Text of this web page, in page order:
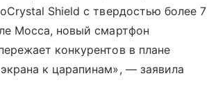
Shield с твердостью более 7
Мосса, новый смартфон
конкурентов в плане
к царапинам», — заявила